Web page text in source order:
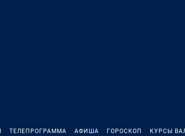
ТЕЛЕПРОГРАММА АФИША ГОРОСКОП КУРСЫ